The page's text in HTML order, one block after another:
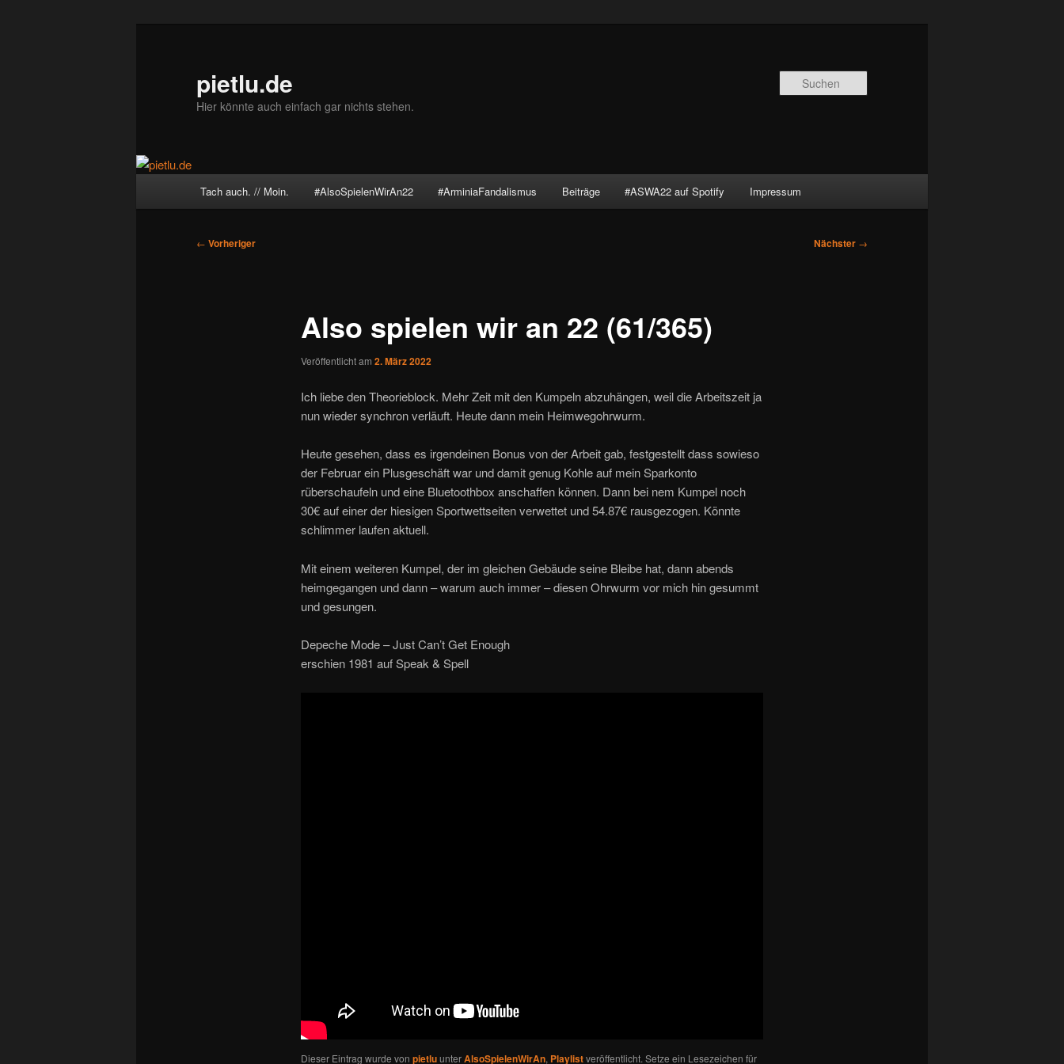
pietlu.de
Hier könnte auch einfach gar nichts stehen.
Tach auch. // Moin. #AlsoSpielenWirAn22 #ArminiaFandalismus Beiträge #ASWA22 auf Spotify Impressum
Beitragsnavigation
← Vorheriger Nächster →
Also spielen wir an 22 (61/365)
Veröffentlicht am 2. März 2022
Ich liebe den Theorieblock. Mehr Zeit mit den Kumpeln abzuhängen, weil die Arbeitszeit ja
nun wieder synchron verläuft. Heute dann mein Heimwegohrwurm.
Heute gesehen, dass es irgendeinen Bonus von der Arbeit gab, festgestellt dass sowieso
der Februar ein Plusgeschäft war und damit genug Kohle auf mein Sparkonto
rüberschaufeln und eine Bluetoothbox anschaffen können. Dann bei nem Kumpel noch
30€ auf einer der hiesigen Sportwettseiten verwettet und 54.87€ rausgezogen. Könnte
schlimmer laufen aktuell.
Mit einem weiteren Kumpel, der im gleichen Gebäude seine Bleibe hat, dann abends
heimgegangen und dann – warum auch immer – diesen Ohrwurm vor mich hin gesummt
und gesungen.
Depeche Mode – Just Can’t Get Enough
erschien 1981 auf Speak & Spell
Dieser Eintrag wurde von pietluunterAlsoSpielenWirAn, Playlistveröffentlicht. Setze ein Lesezeichen für